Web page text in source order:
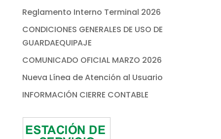
Reglamento Interno Terminal 2026
CONDICIONES GENERALES DE USO DE
GUARDAEQUIPAJE
COMUNICADO OFICIAL MARZO 2026
Nueva Línea de Atención al Usuario
INFORMACIÓN CIERRE CONTABLE